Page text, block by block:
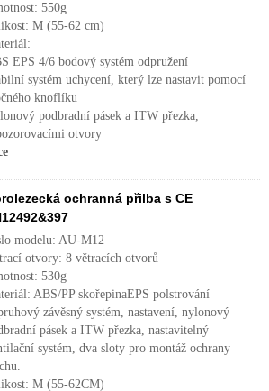
550g
M (55-62 cm)
EPS 4/6 bodový systém odpružení
systém uchycení, který lze nastavit pomocí
knoflíku
podbradní pásek a ITW přezka,
otvory
ochranná přilba s CE
modelu: AU-M12
otvory: 8 větracích otvorů
530g
ABS/PP skořepinaEPS polstrování
závěsný systém, nastavení, nylonový
pásek a ITW přezka, nastavitelný
systém, dva sloty pro montáž ochrany
M (55-62CM)